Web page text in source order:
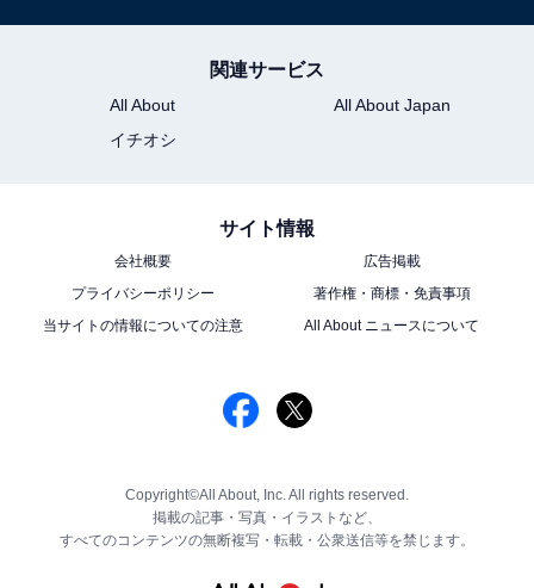
関連サービス
All About
All About Japan
イチオシ
サイト情報
会社概要
広告掲載
プライバシーポリシー
著作権・商標・免責事項
当サイトの情報についての注意
All About ニュースについて
Copyright©All About, Inc. All rights reserved.
掲載の記事・写真・イラストなど、
すべてのコンテンツの無断複写・転載・公衆送信等を禁じます。